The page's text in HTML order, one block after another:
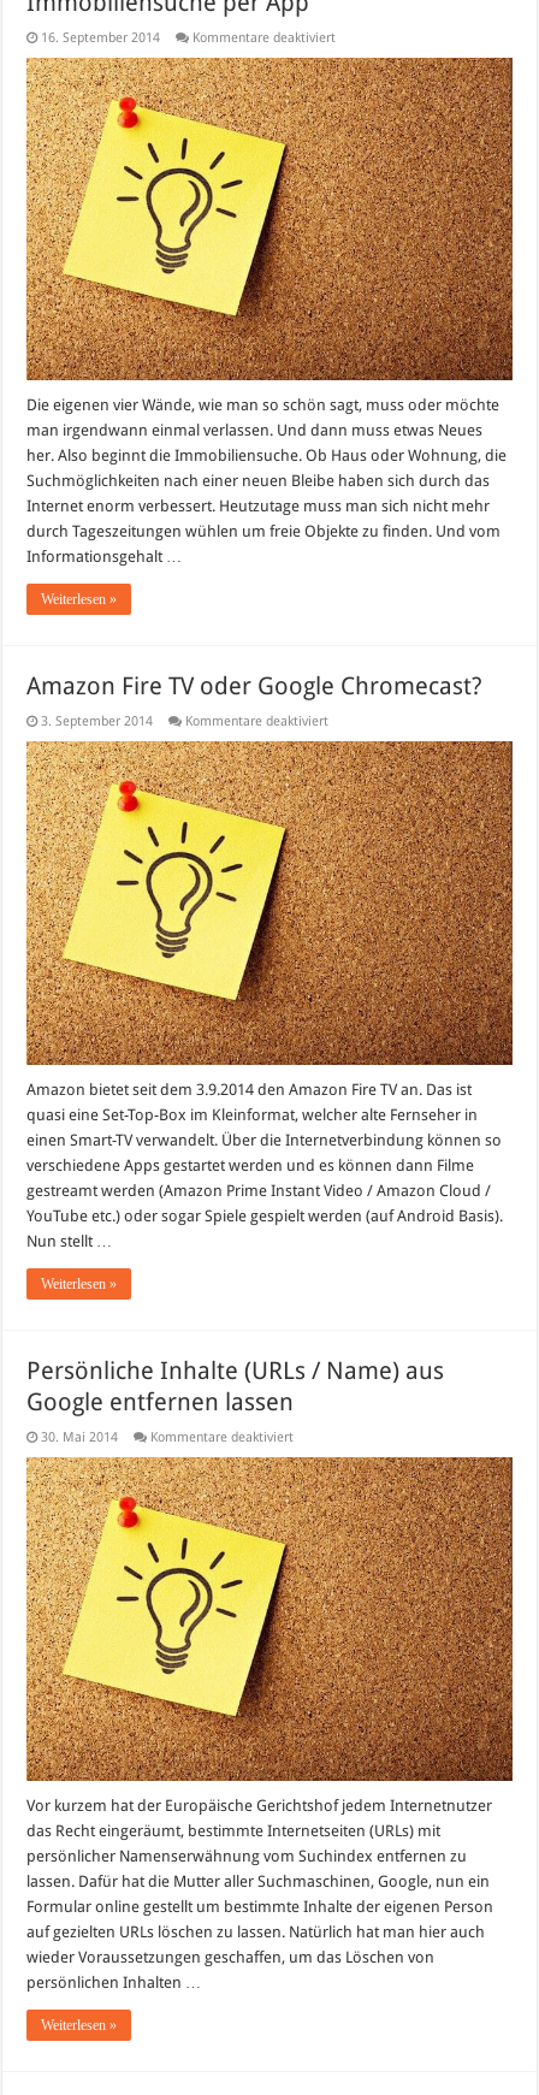
16. September 2014 Kommentare deaktiviertfür
per
App
Die eigenen vier Wände, wie man so schön sagt, muss oder möchte
man irgendwann einmal verlassen. Und dann muss etwas Neues
her. Also beginnt die Immobiliensuche. Ob Haus oder Wohnung, die
Suchmöglichkeiten nach einer neuen Bleibe haben sich durch das
Internet enorm verbessert. Heutzutage muss man sich nicht mehr
durch Tageszeitungen wühlen um freie Objekte zu finden. Und vom
Informationsgehalt …
Weiterlesen »
Amazon Fire TV oder Google Chromecast?
3. September 2014 Kommentare deaktiviertfür
Fire
TV
oder
Google
Chromecast?
Amazon bietet seit dem 3.9.2014 den Amazon Fire TV an. Das ist
quasi eine Set-Top-Box im Kleinformat, welcher alte Fernseher in
einen Smart-TV verwandelt. Über die Internetverbindung können so
verschiedene Apps gestartet werden und es können dann Filme
gestreamt werden (Amazon Prime Instant Video / Amazon Cloud /
YouTube etc.) oder sogar Spiele gespielt werden (auf Android Basis).
Nun stellt …
Weiterlesen »
Persönliche Inhalte (URLs / Name) aus
Google entfernen lassen
30. Mai 2014 Kommentare deaktiviertfür
Inhalte
(URLs
/
Name)
aus
Google
entfernen
lassen
Vor kurzem hat der Europäische Gerichtshof jedem Internetnutzer
das Recht eingeräumt, bestimmte Internetseiten (URLs) mit
persönlicher Namenserwähnung vom Suchindex entfernen zu
lassen. Dafür hat die Mutter aller Suchmaschinen, Google, nun ein
Formular online gestellt um bestimmte Inhalte der eigenen Person
auf gezielten URLs löschen zu lassen. Natürlich hat man hier auch
wieder Voraussetzungen geschaffen, um das Löschen von
persönlichen Inhalten …
Weiterlesen »